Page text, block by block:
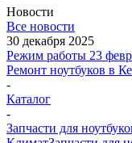
Новости
Все новости
30 декабря 2025
Режим работы 23
Ремонт ноутбуков в
-
Каталог
-
Запчасти для